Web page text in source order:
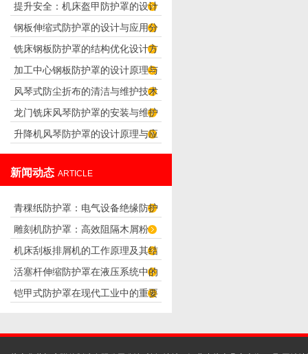
选择
提升安全：机床盔甲防护罩的设计
原理解析
钢板伸缩式防护罩的设计与应用分
析
铣床钢板防护罩的结构优化设计方
案
加工中心钢板防护罩的设计原理与
应用
风琴式防尘折布的清洁与维护技术
龙门铣床风琴防护罩的安装与维护
技巧
升降机风琴防护罩的设计原理与应
新闻动态 ARTICLE
青稞纸防护罩：电气设备绝缘防护
专用方案
雕刻机防护罩：高效阻隔木屑粉
尘，守护设备精度与安全
机床刮板排屑机的工作原理及其结
构分析
活塞杆伸缩防护罩在液压系统中的
应用
铠甲式防护罩在现代工业中的重要